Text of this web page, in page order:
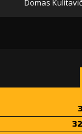
Domas
3
32